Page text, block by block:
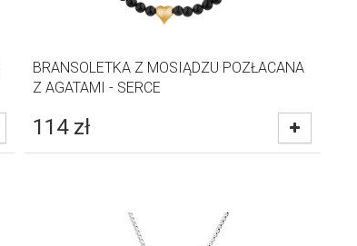
BRANSOLETKA Z MOSIĄDZU POZŁACANA
Z AGATAMI - SERCE
114 zł